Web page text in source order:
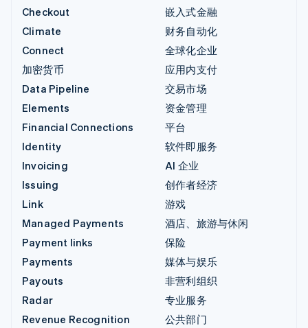
Checkout
Climate
Connect
加密货币
Data Pipeline
Elements
Financial Connections
Identity
Invoicing
Issuing
Link
Managed Payments
Payment links
Payments
Payouts
Radar
Revenue Recognition
嵌入式金融
财务自动化
全球化企业
应用内支付
交易市场
资金管理
平台
软件即服务
AI 企业
创作者经济
游戏
酒店、旅游与休闲
保险
媒体与娱乐
非营利组织
专业服务
公共部门